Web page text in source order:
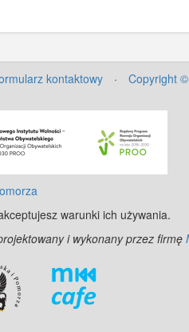
©
kontaktowy · Copyright
warunki ich używania.
i wykonany przez firmę